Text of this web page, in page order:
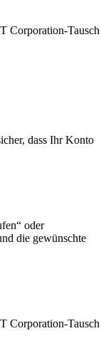
Corporation-Tausch
dass Ihr Konto
oder
die gewünschte
Corporation-Tausch